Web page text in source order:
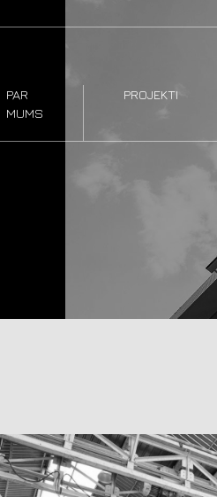
PAR
MUMS
PROJEKTI